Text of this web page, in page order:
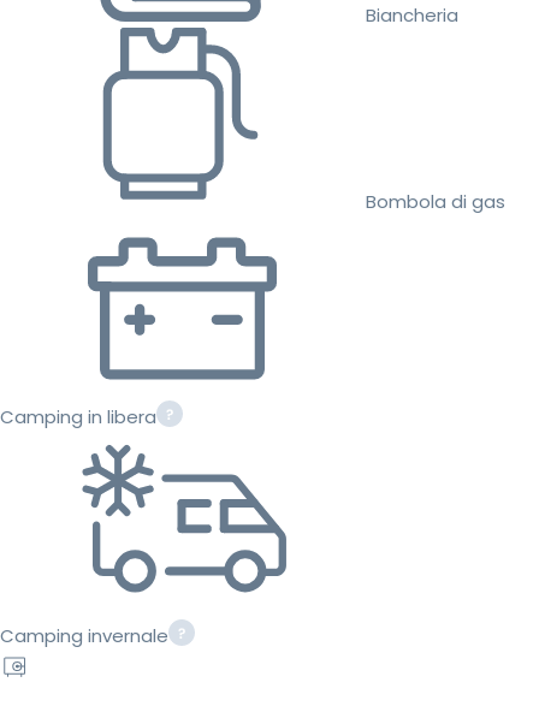
Biancheria
Bombola di gas
Camping in libera
Camping invernale